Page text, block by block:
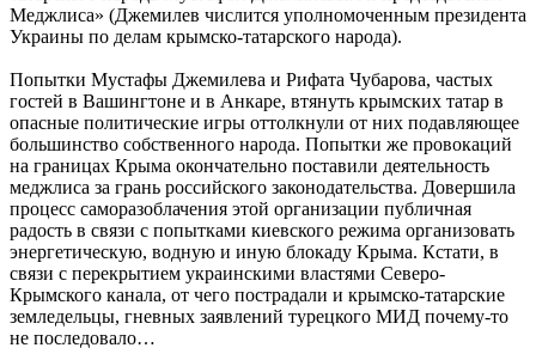
Меджлиса» (Джемилев числится уполномоченным президента
Украины по делам крымско-татарского народа).
Попытки Мустафы Джемилева и Рифата Чубарова, частых
гостей в Вашингтоне и в Анкаре, втянуть крымских татар в
опасные политические игры оттолкнули от них подавляющее
большинство собственного народа. Попытки же провокаций
на границах Крыма окончательно поставили деятельность
меджлиса за грань российского законодательства. Довершила
процесс саморазоблачения этой организации публичная
радость в связи с попытками киевского режима организовать
энергетическую, водную и иную блокаду Крыма. Кстати, в
связи с перекрытием украинскими властями Северо-
Крымского канала, от чего пострадали и крымско-татарские
земледельцы, гневных заявлений турецкого МИД почему-то
не последовало…